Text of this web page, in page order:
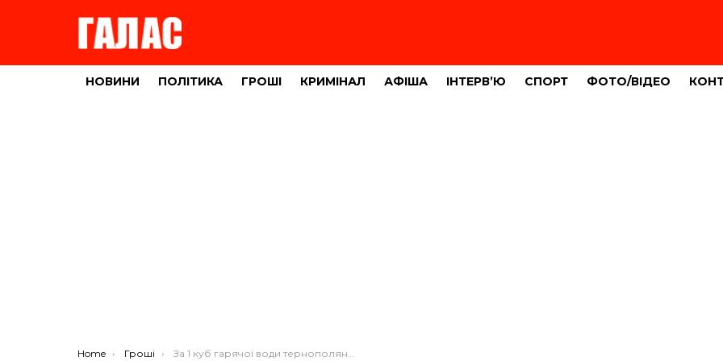
НОВИНИ ПОЛІТИКА ГРОШІ КРИМІНАЛ АФІША ІНТЕРВ’Ю СПОРТ ФОТО/ВІДЕО
You are here:
Home Гроші За 1 куб гарячої води тернополянам доведеться платити 70 гривень